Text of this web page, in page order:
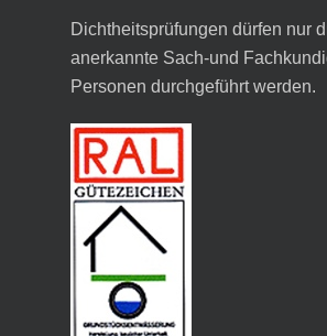
Dichtheitsprüfungen dürfen nur
anerkannte Sach-und
Personen durchgeführt werden.